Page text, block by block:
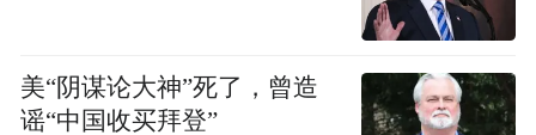
美“阴谋论大神”死了，曾造
谣“中国收买拜登”